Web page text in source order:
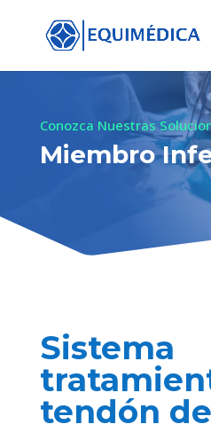
Conozca Nuestras
Miembro
Sistema
tendón